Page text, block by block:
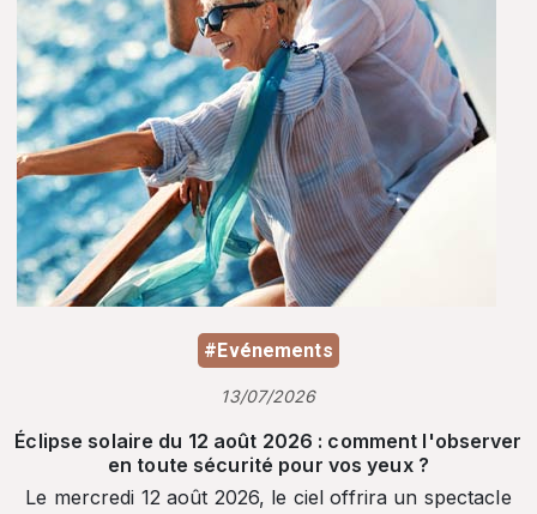
#Evénements
13/07/2026
Éclipse solaire du 12 août 2026 : comment l'observer
en toute sécurité pour vos yeux ?
Le mercredi 12 août 2026, le ciel offrira un spectacle